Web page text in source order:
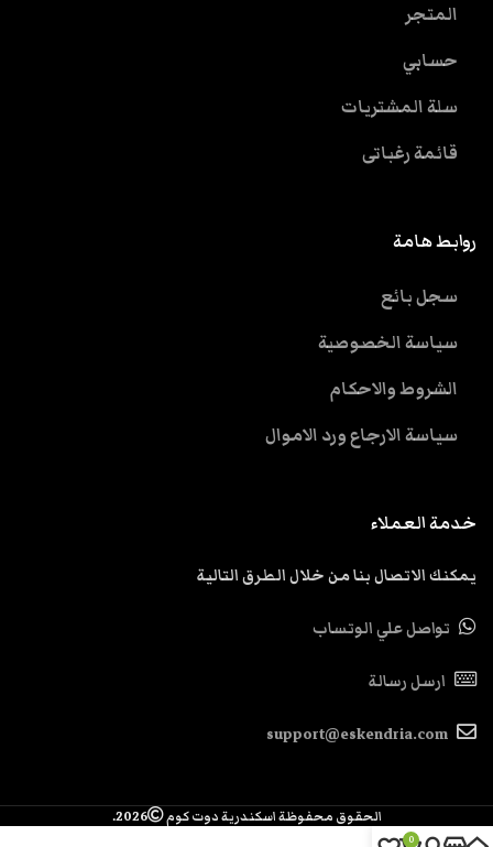
المتجر
حسابي
سلة المشتريات
قائمة رغباتى
روابط هامة
سجل بائع
سياسة الخصوصية
الشروط والاحكام
سياسة الارجاع ورد الاموال
خدمة العملاء
يمكنك الاتصال بنا من خلال الطرق التالية
تواصل علي الوتساب
ارسل رسالة
support@eskendria.com
الحقوق محفوظة اسكندرية دوت كوم 2026.
0